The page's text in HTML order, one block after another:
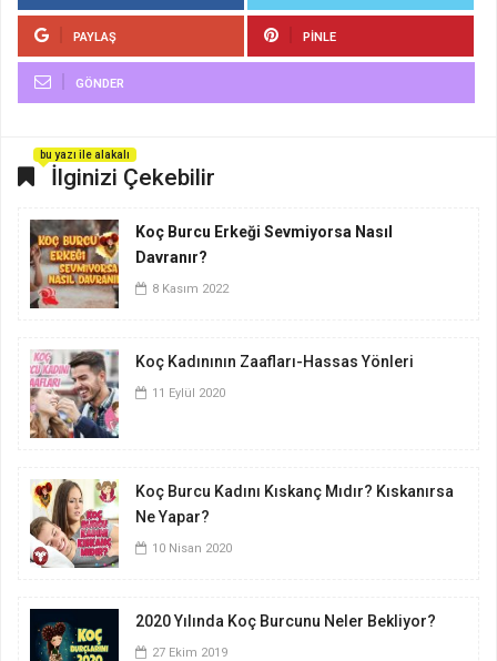
PAYLAŞ PINLE
GÖNDER
İlginizi Çekebilir
bu yazı ile alakalı
Koç Burcu Erkeği Sevmiyorsa Nasıl
Davranır?
8 Kasım 2022
Koç Kadınının Zaafları-Hassas Yönleri
11 Eylül 2020
Koç Burcu Kadını Kıskanç Mıdır? Kıskanırsa
Ne Yapar?
10 Nisan 2020
2020 Yılında Koç Burcunu Neler Bekliyor?
27 Ekim 2019